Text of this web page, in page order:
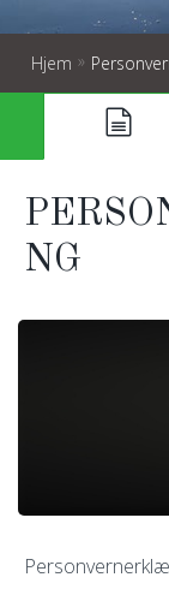
Hjem »
NG